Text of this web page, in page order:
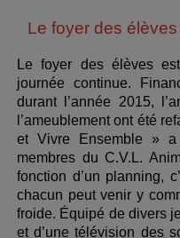
Le foyer des élèves
Le foyer des élèves
journée continue.
durant l’année 2015,
l’ameublement ont été
et Vivre Ensemble »
membres du C.V.L.
fonction d’un planning,
chacun peut venir y
froide. Équipé de divers
et d’une télévision des